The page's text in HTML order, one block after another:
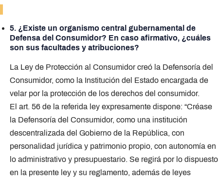
5. ¿Existe un organismo central gubernamental de
Defensa del Consumidor? En caso afirmativo, ¿cuáles
son sus facultades y atribuciones?
La Ley de Protección al Consumidor creó la Defensoría del
Consumidor, como la Institución del Estado encargada de
velar por la protección de los derechos del consumidor.
El art. 56 de la referida ley expresamente dispone: “Créase
la Defensoría del Consumidor, como una institución
descentralizada del Gobierno de la República, con
personalidad jurídica y patrimonio propio, con autonomía en
lo administrativo y presupuestario. Se regirá por lo dispuesto
en la presente ley y su reglamento, además de leyes